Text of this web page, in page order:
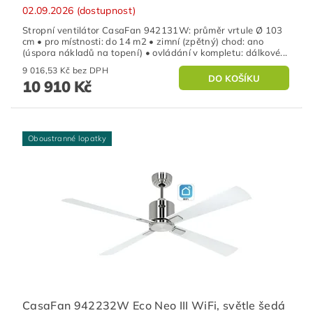
02.09.2026 (dostupnost)
Stropní ventilátor CasaFan 942131W: průměr vrtule Ø 103
cm • pro místnosti: do 14 m2 • zimní (zpětný) chod: ano
(úspora nákladů na topení) • ovládání v kompletu: dálkové...
9 016,53 Kč bez DPH
10 910 Kč
Oboustranné lopatky
CasaFan 942232W Eco Neo III WiFi, světle šedá